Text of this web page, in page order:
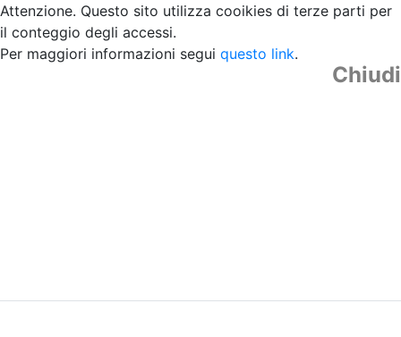
Attenzione. Questo sito utilizza cooikies di terze parti per
il conteggio degli accessi.
Per maggiori informazioni segui questo link.
Chiudi